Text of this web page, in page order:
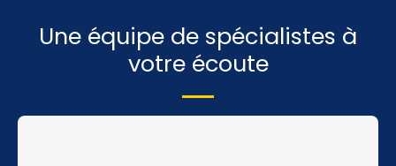
Une équipe de spécialistes à
votre écoute